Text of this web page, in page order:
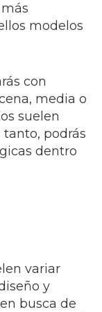
modelos
con
media o
suelen
podrás
dentro
variar
y
busca de